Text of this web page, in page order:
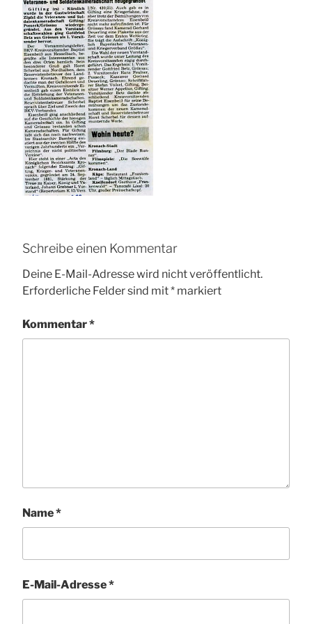
Schreibe einen Kommentar
Deine E-Mail-Adresse wird nicht veröffentlicht.
Erforderliche Felder sind mit* markiert
Kommentar*
Name*
E-Mail-Adresse*